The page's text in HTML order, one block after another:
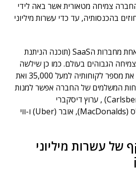
צמיחה מטאורית אשר באה לידי
בעלייה של 300 אחוזים בהכנסותיה, עד כדי עשרות מיליוני
עובדה זו הופכת אותה לאחת מחברות הSaaS (תוכנה הניתנת
הגבוהים בעולם. כמו כן שילשה
החברה בשנה האחרונה את מספר לקוחותיה למעל 35,000 ואת
בין הלקוחות המשלמים של החברה אפשר למנות
את קבוצת קרלסברג (Carlsberg) , ערוץ דיסקברי
(Discovery), מקדונלד'ס (MacDonalds), אובר (Uber) ו-ווי
של עשרות מיליוני